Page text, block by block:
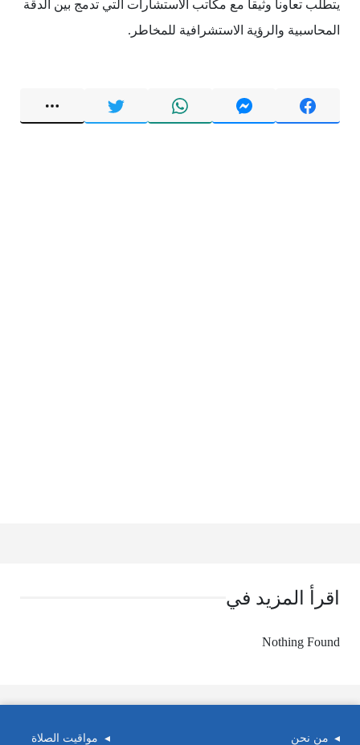
يتطلب تعاوناً وثيقاً مع مكاتب الاستشارات التي تدمج بين الدقة
المحاسبية والرؤية الاستشرافية للمخاطر.
اقرأ المزيد في
Nothing Found
من نحن مواقيت الصلاة